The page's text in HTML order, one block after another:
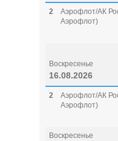
2
Аэрофлот/АК
Аэрофлот)
Воскресенье
16.08.2026
2
Аэрофлот/АК
Аэрофлот)
Воскресенье